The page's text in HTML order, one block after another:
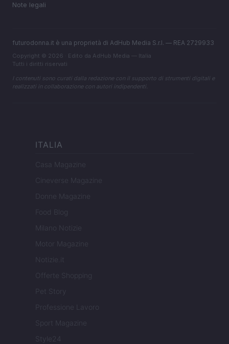
Note legali
futurodonna.it è una proprietà di AdHub Media S.r.l. — REA 2729933
Copyright © 2026 · Edito da AdHub Media — Italia
Tutti i diritti riservati
I contenuti sono curati dalla redazione con il supporto di strumenti digitali e
realizzati in collaborazione con autori indipendenti.
ITALIA
Casa Magazine
Cineverse Magazine
Donne Magazine
Food Blog
Milano Notizie
Motor Magazine
Notizie.it
Offerte Shopping
Pet Story
Professione Lavoro
Sport Magazine
Style24